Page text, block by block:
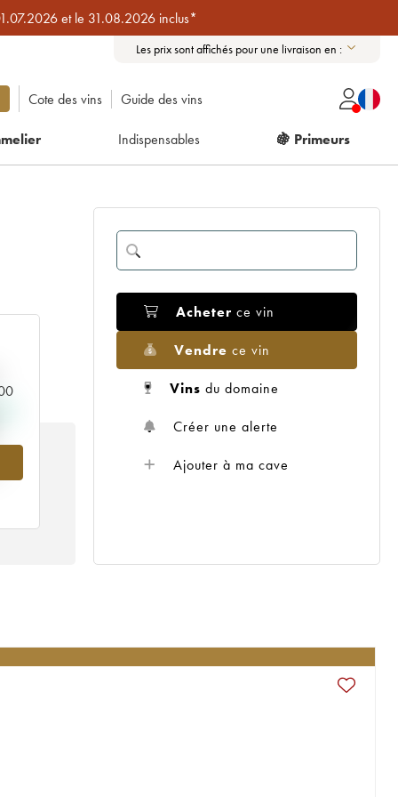
et le 31.08.2026 inclus*
Les prix sont affichés pour une livraison en :
Cote des vins Guide des vins
Indispensables 🍇 Primeurs
Acheter ce vin
Vendre ce vin
Vins du domaine
Créer une alerte
Ajouter à ma cave